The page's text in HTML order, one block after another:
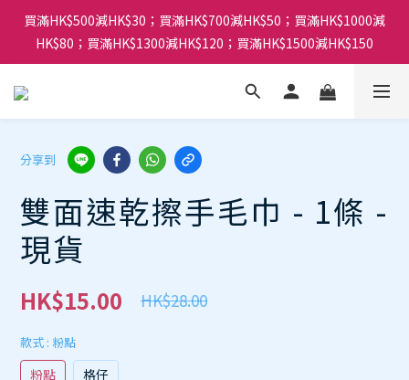
買滿HK$500減HK$30；買滿HK$700減HK$50；買滿HK$1000減
HK$80；買滿HK$1300減HK$120；買滿HK$1500減HK$150
分享到
雙面速乾擦手毛巾 - 1條 -
現貨
HK$15.00 HK$28.00
款式 : 粉點
粉點 格仔